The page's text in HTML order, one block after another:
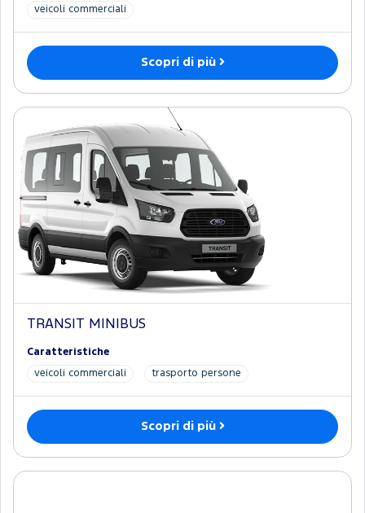
veicoli commerciali
Scopri di più
TRANSIT MINIBUS
Caratteristiche
veicoli commerciali trasporto persone
Scopri di più